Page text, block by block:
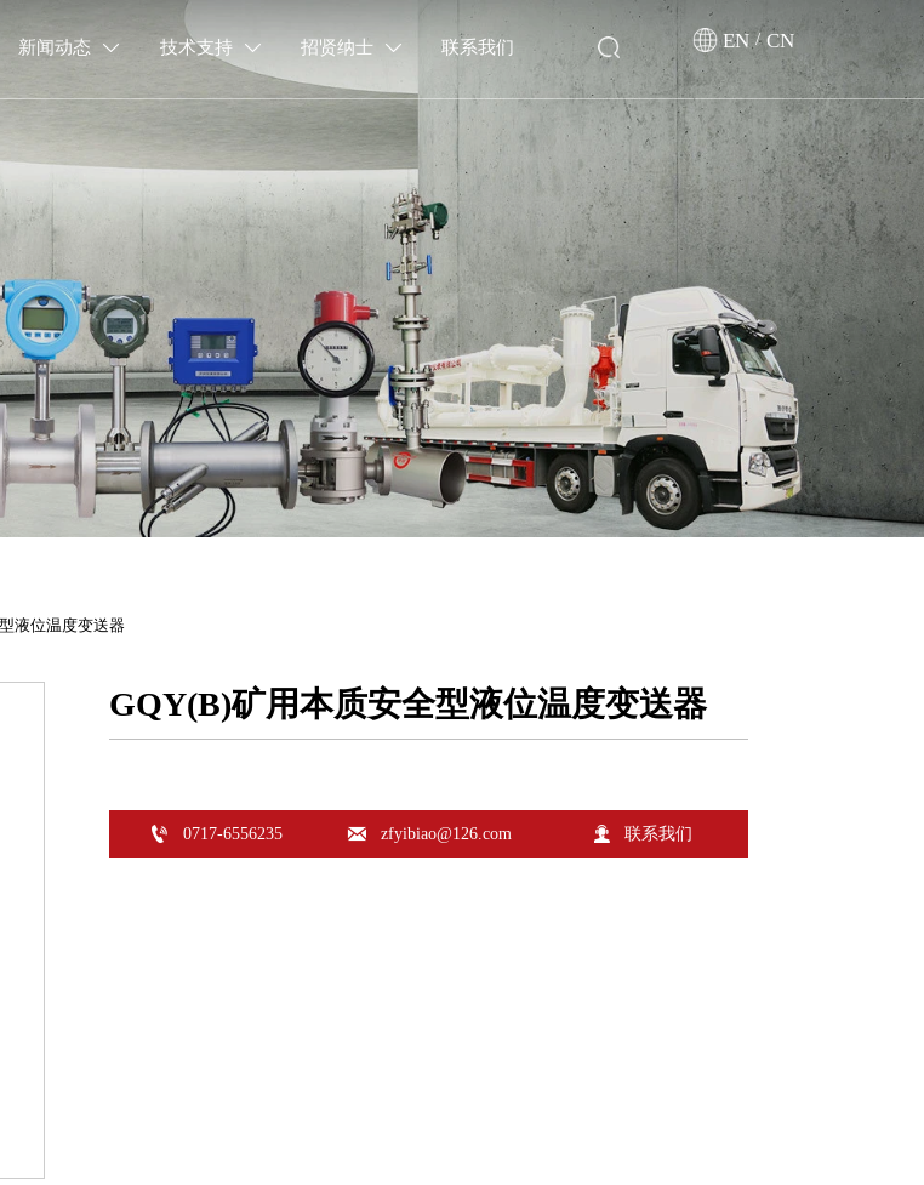
新闻动态  技术支持  招贤纳士  联系我们 EN / CN
液位温度变送器
GQY(B)矿用本质安全型液位温度变送器
 0717-6556235  zfyibiao@126.com  联系我们